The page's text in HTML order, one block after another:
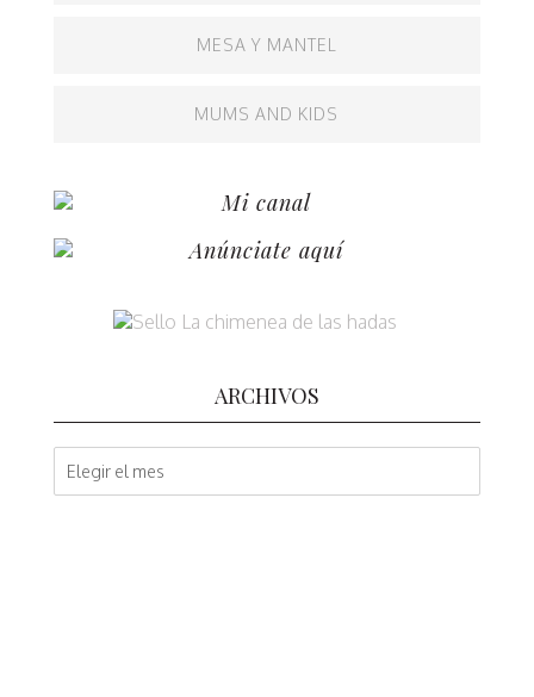
MESA Y MANTEL
MUMS AND KIDS
Mi canal
Anúnciate aquí
ARCHIVOS